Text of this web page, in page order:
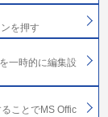
を押す
一時的に編集設
ことでMS Offic